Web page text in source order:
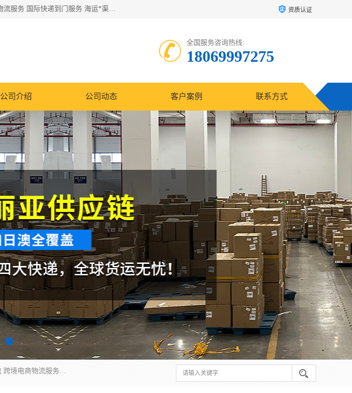
欧洲海运双清包税 美国*专线 加拿大DDP双清 墨西哥跨境空运 澳大利亚专线物流 跨境电商物流服务 国际快递到门服务 海运*渠道 一站式跨境物流解决方案 TikTok/SHEIN专线 电商平台FBA头程运输 国际铁路运输欧洲 UPS/DDHL/联邦快递跨境 美国双清到门物流 跨境*运输 资质认证
全国服务咨询热线:
18069997275
公司介绍 公司动态 客户案例 联系方式
欧洲海运双清包税 美国*专线 加拿大DDP双清 墨西哥跨境空运 澳大利亚专线物流 跨境电商物流服务 国际快递到门服务 海运*渠道 一站式跨境物流解决方案 TikTok/SHEIN专线 电商平台FBA头程运输 国际铁路运输欧洲 UPS/DDHL/联邦快递跨境 美国双清到门物流 跨境*运输